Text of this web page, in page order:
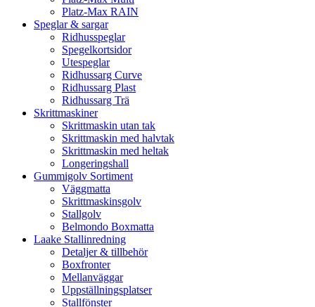
Platz-Max RAIN
Speglar & sargar
Ridhusspeglar
Spegelkortsidor
Utespeglar
Ridhussarg Curve
Ridhussarg Plast
Ridhussarg Trä
Skrittmaskiner
Skrittmaskin utan tak
Skrittmaskin med halvtak
Skrittmaskin med heltak
Longeringshall
Gummigolv Sortiment
Väggmatta
Skrittmaskinsgolv
Stallgolv
Belmondo Boxmatta
Laake Stallinredning
Detaljer & tillbehör
Boxfronter
Mellanväggar
Uppställningsplatser
Stallfönster